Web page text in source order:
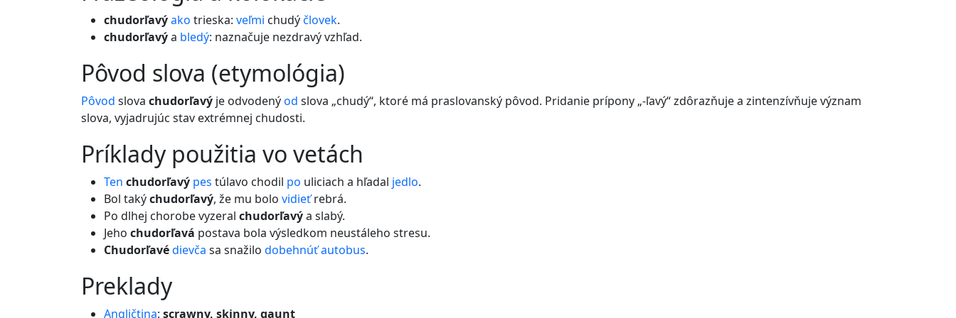
chudorľavýako trieska: veľmi chudýčlovek.
chudorľavýa bledý: naznačuje nezdravý vzhľad.
pôvod slova (etymológia)
Pôvod slova chudorľavý je odvodenýod slova „chudý“, ktoré má praslovanský pôvod. Pridanie prípony „-ľavý“ zdôrazňuje a zintenzívňuje význam
slova, vyjadrujúc stav extrémnej chudosti.
príklady použitia vo vetách
Ten chudorľavý pes túlavo chodil po uliciach a hľadal jedlo.
Bol takýchudorľavý, že mu bolo vidieťrebrá.
Po dlhej chorobe vyzeral chudorľavýa slabý.
Jeho chudorľavá postava bola výsledkom neustáleho stresu.
Chudorľavédievča sa snažilo dobehnúťautobus.
preklady
Angličtina: scrawny, skinny, gaunt